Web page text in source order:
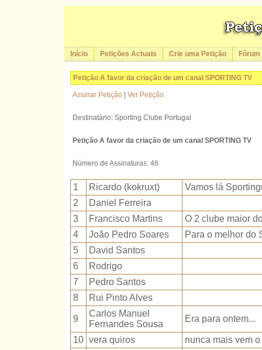
Início Petições Actuais Crie uma Petição Fórum
Petição A favor da criação de um canal SPORTING TV
Assinar Petição Ver Petição
Destinatário: Sporting Clube Portugal
Petição A favor da criação de um canal SPORTING TV
Número de Assinaturas: 46
1 Ricardo (kokruxt)
Vamos lá
2
Daniel Ferreira
3
Francisco Martins
O 2 clube maior
4
João Pedro Soares
Para o melhor do
5
David Santos
6
Rodrigo
7
Pedro Santos
8
Rui Pinto Alves
9
Carlos Manuel
Fernandes Sousa
Era para ontem...
10 vera quiros
nunca mais vem